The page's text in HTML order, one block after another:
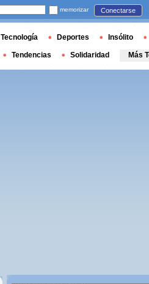
memorizar Conectarse
Tecnología Deportes Insólito
Tendencias Solidaridad Más